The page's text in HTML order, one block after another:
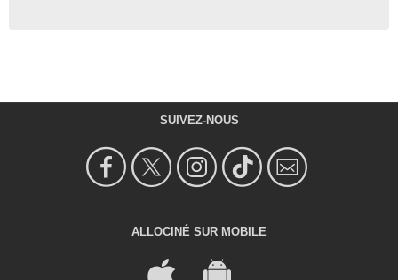
SUIVEZ-NOUS
ALLOCINÉ SUR MOBILE